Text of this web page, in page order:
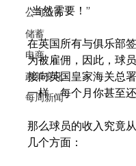
公司业务
储蓄
电商
政策变化
每周新闻
“当然需要！”
在英国所有与俱乐部
为被雇佣，因此，球
接向英国皇家海关总
一样，每个月你甚至
那么球员的收入究竟
几个方面：